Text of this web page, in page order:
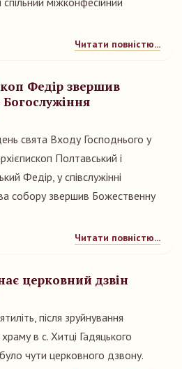
Читати повністю...
Федір звершив
Богослужіння
свята Входу Господнього у
Полтавський і
Федір, у співслужінні
собору звершив Божественну
Читати повністю...
церковний дзвін
після зруйнування
в с. Хитці Гадяцького
чути церковного дзвону.